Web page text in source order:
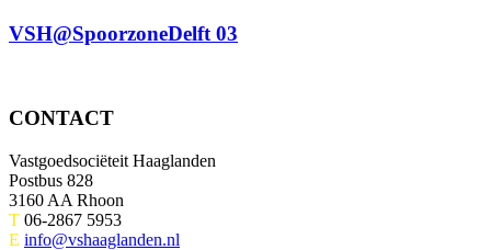
VSH@SpoorzoneDelft 03
CONTACT
Vastgoedsociëteit Haaglanden
Postbus 828
3160 AA Rhoon
T 06-2867 5953
E info@vshaaglanden.nl